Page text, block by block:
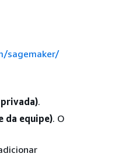
sagemaker/
.
da equipe). O